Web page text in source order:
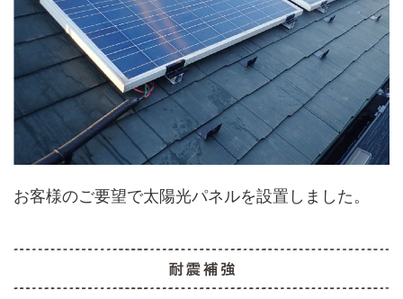
お客様のご要望で太陽光パネルを設置しました。